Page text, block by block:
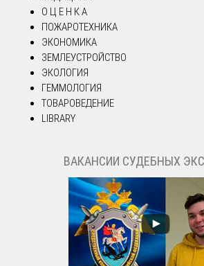
О Ц Е Н К А
ПОЖАРОТЕХНИКА
ЭКОНОМИКА
ЗЕМЛЕУСТРОЙСТВО
ЭКОЛОГИЯ
ГЕММОЛОГИЯ
ТОВАРОВЕДЕНИЕ
LIBRARY
ВАКАНСИИ СУДЕБНЫХ